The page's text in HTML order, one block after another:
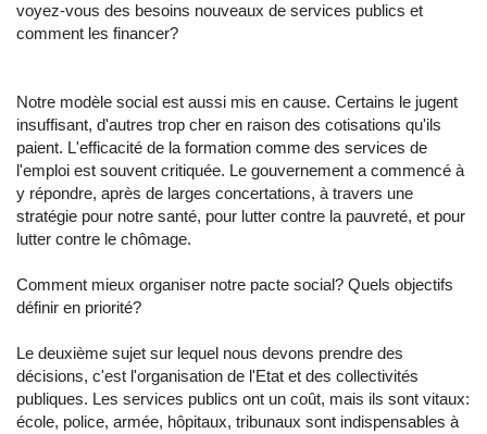
voyez-vous des besoins nouveaux de services publics et
comment les financer?
Notre modèle social est aussi mis en cause. Certains le jugent
insuffisant, d'autres trop cher en raison des cotisations qu'ils
paient. L'efficacité de la formation comme des services de
l'emploi est souvent critiquée. Le gouvernement a commencé à
y répondre, après de larges concertations, à travers une
stratégie pour notre santé, pour lutter contre la pauvreté, et pour
lutter contre le chômage.
Comment mieux organiser notre pacte social? Quels objectifs
définir en priorité?
Le deuxième sujet sur lequel nous devons prendre des
décisions, c'est l'organisation de l'Etat et des collectivités
publiques. Les services publics ont un coût, mais ils sont vitaux:
école, police, armée, hôpitaux, tribunaux sont indispensables à